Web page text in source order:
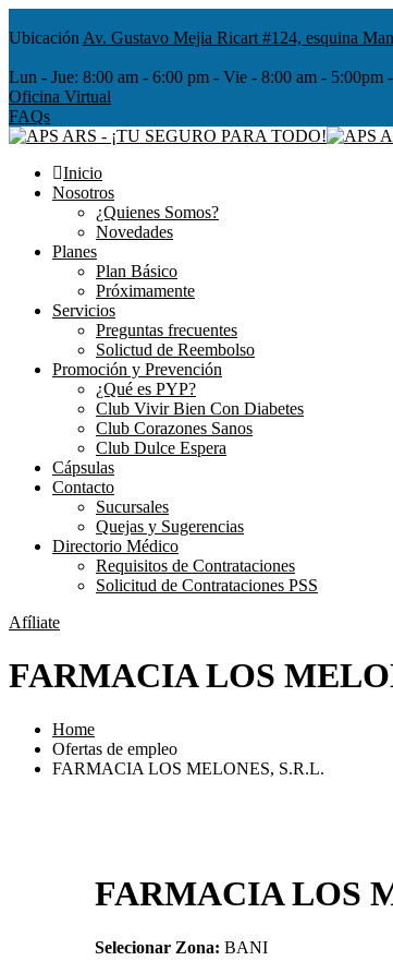
Ubicación Av. Gustavo Mejia Ricart #124, esquina
Lun - Jue: 8:00 am - 6:00 pm - Vie - 8:00 am -
Oficina Virtual
FAQs
Inicio
Nosotros
¿Quienes Somos?
Novedades
Planes
Plan Básico
Próximamente
Servicios
Preguntas frecuentes
Solictud de Reembolso
Promoción y Prevención
¿Qué es PYP?
Club Vivir Bien Con Diabetes
Club Corazones Sanos
Club Dulce Espera
Cápsulas
Contacto
Sucursales
Quejas y Sugerencias
Directorio Médico
Requisitos de Contrataciones
Solicitud de Contrataciones PSS
Afíliate
FARMACIA LOS
Home
Ofertas de empleo
FARMACIA LOS MELONES, S.R.L.
FARMACIA LOS
Selecionar Zona: BANI